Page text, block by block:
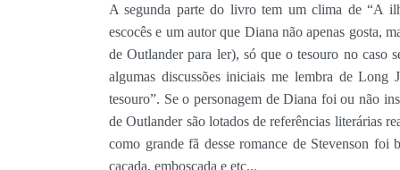
A segunda parte do livro tem um clima de “A
escocês e um autor que Diana não apenas gosta,
de Outlander para ler), só que o tesouro no
algumas discussões iniciais me lembra de
tesouro”. Se o personagem de Diana foi ou não
de Outlander são lotados de referências literárias
como grande fã desse romance de Stevenson foi
caçada, emboscada e etc...